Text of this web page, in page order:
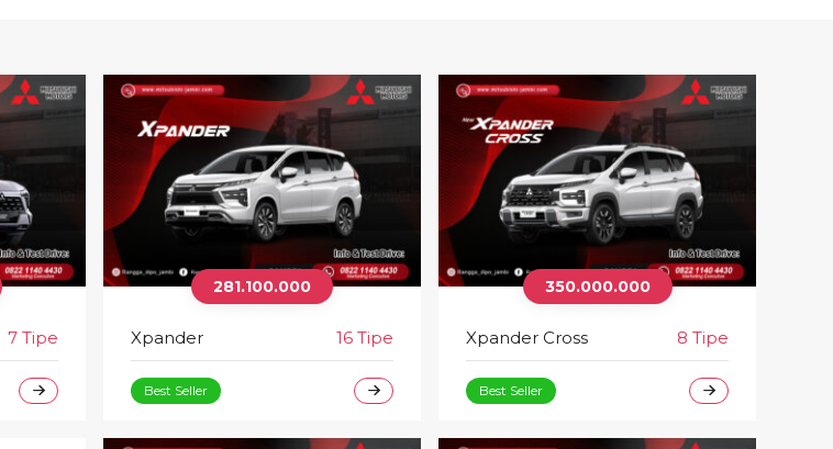
7 Tipe
281.100.000
Xpander 16 Tipe
Best Seller
350.000.000
Xpander Cross 8 Tipe
Best Seller